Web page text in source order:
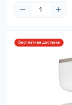
Бесплатная доставка